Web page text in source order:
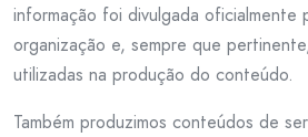
informação foi divulgada oficialmente
organização e, sempre que
utilizadas na produção do conteúdo.
Também produzimos conteúdos de